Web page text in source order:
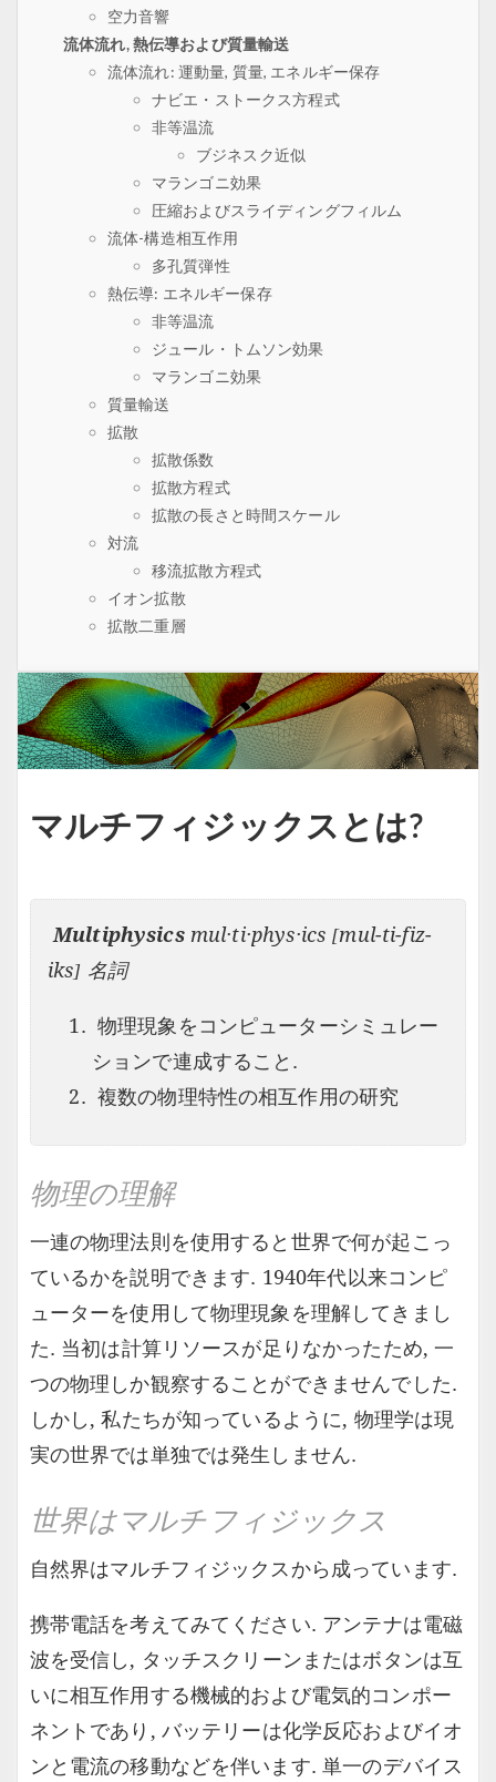
空力音響
流体流れ, 熱伝導および質量輸送
流体流れ: 運動量, 質量, エネルギー保存
ナビエ・ストークス方程式
非等温流
ブジネスク近似
マランゴニ効果
圧縮およびスライディングフィルム
流体-構造相互作用
多孔質弾性
熱伝導: エネルギー保存
非等温流
ジュール・トムソン効果
マランゴニ効果
質量輸送
拡散
拡散係数
拡散方程式
拡散の長さと時間スケール
対流
移流拡散方程式
イオン拡散
拡散二重層
マルチフィジックスとは?
Multiphysicsmul·ti·phys·ics [mul-ti-fiz-
iks] 名詞
物理現象をコンピューターシミュレー
ションで連成すること.
複数の物理特性の相互作用の研究
物理の理解
一連の物理法則を使用すると世界で何が起こっ
ているかを説明できます. 1940年代以来コンピ
ューターを使用して物理現象を理解してきまし
た. 当初は計算リソースが足りなかったため, 一
つの物理しか観察することができませんでした.
しかし, 私たちが知っているように, 物理学は現
実の世界では単独では発生しません.
世界はマルチフィジックス
自然界はマルチフィジックスから成っています.
携帯電話を考えてみてください. アンテナは電磁
波を受信し, タッチスクリーンまたはボタンは互
いに相互作用する機械的および電気的コンポー
ネントであり, バッテリーは化学反応およびイオ
ンと電流の移動などを伴います. 単一のデバイス